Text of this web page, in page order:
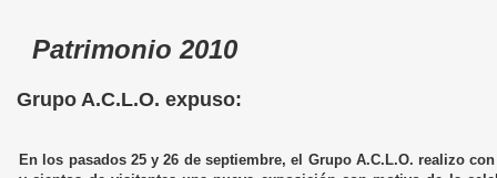
Patrimonio 2010
Grupo A.C.L.O. expuso:
En los pasados 25 y 26 de septiembre, el Grupo A.C.L.O. realizo